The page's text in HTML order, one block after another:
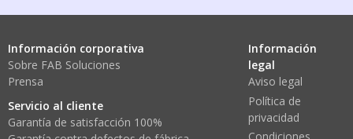
Información corporativa
Sobre FAB Soluciones
Prensa
Servicio al cliente
Garantía de satisfacción 100%
Información
legal
Aviso legal
Política de
privacidad